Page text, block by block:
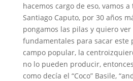
hacemos cargo de eso, vamos
Santiago Caputo, por 30 años
pongamos las pilas y quiero
fundamentales para sacar este
campo popular, la
no lo pueden producir,
como decía el “Coco” Basile,